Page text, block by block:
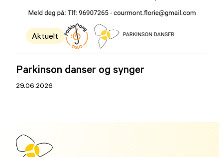
Aktuelt
Parkinson danser og synger
29.06.2026